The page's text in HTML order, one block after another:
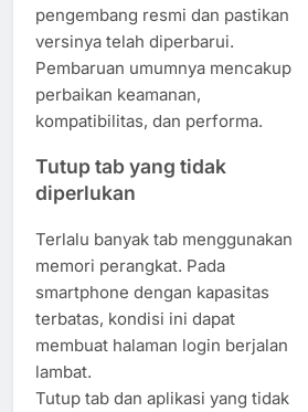
pengembang resmi dan pastikan
versinya telah diperbarui.
Pembaruan umumnya mencakup
perbaikan keamanan,
kompatibilitas, dan performa.
Tutup tab yang tidak
diperlukan
Terlalu banyak tab menggunakan
memori perangkat. Pada
smartphone dengan kapasitas
terbatas, kondisi ini dapat
membuat halaman login berjalan
lambat.
Tutup tab dan aplikasi yang tidak